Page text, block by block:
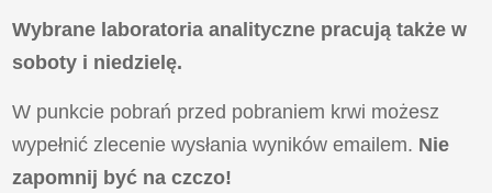
Wybrane laboratoria analityczne pracują także w
soboty i niedzielę.
W punkcie pobrań przed pobraniem krwi możesz
wypełnić zlecenie wysłania wyników emailem. Nie
zapomnij być na czczo!